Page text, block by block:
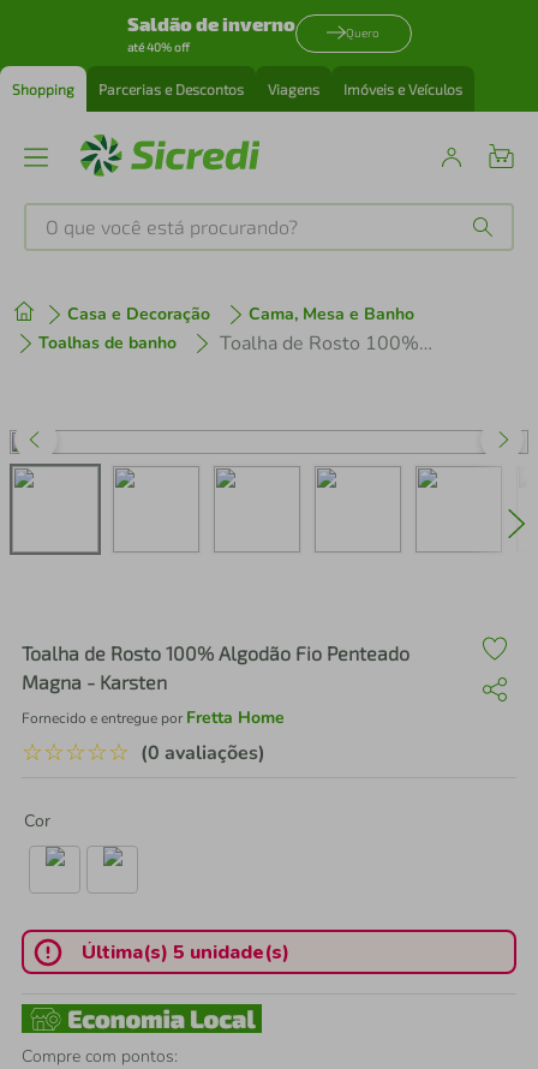
Saldão de inverno
até 40% off
Quero
Shopping Parcerias e Descontos Viagens Imóveis e Veículos
O que você está procurando?
Casa e Decoração
Cama, Mesa e Banho
Toalhas de banho
Toalha de Rosto 100% Algodão Fio Penteado Magna - Karsten
Toalha de Rosto 100% Algodão Fio Penteado
Magna - Karsten
Fornecido e entregue por Fretta Home
☆☆☆☆☆ (0 avaliações)
Cor
Última(s) 5 unidade(s)
Compre com pontos:
1º tenis
3º perfume